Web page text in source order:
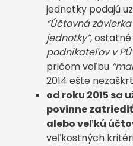
jednotky podajú
“Účtovná
jednotky”, ostatné
podnikateľov v
pričom voľbu
2014 ešte
od roku 2015 sa
povinne
alebo veľkú
veľkostných